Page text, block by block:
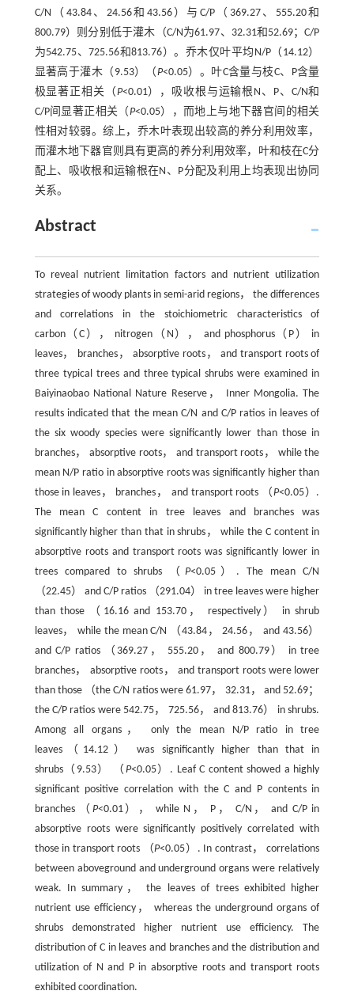
C/N（43.84、24.56和43.56）与C/P（369.27、555.20和
800.79）则分别低于灌木（C/N为61.97、32.31和52.69；C/P
为542.75、725.56和813.76）。乔木仅叶平均N/P（14.12）
显著高于灌木（9.53）（P<0.05）。叶C含量与枝C、P含量
极显著正相关（P<0.01），吸收根与运输根N、P、C/N和
C/P间显著正相关（P<0.05），而地上与地下器官间的相关
性相对较弱。综上，乔木叶表现出较高的养分利用效率，
而灌木地下器官则具有更高的养分利用效率，叶和枝在C分
配上、吸收根和运输根在N、P分配及利用上均表现出协同
关系。
Abstract
To reveal nutrient limitation factors and nutrient utilization
strategies of woody plants in semi-arid regions， the differences
and correlations in the stoichiometric characteristics of
carbon（C）， nitrogen（N）， and phosphorus（P） in
leaves， branches， absorptive roots， and transport roots of
three typical trees and three typical shrubs were examined in
Baiyinaobao National Nature Reserve， Inner Mongolia. The
results indicated that the mean C/N and C/P ratios in leaves of
the six woody species were significantly lower than those in
branches， absorptive roots， and transport roots， while the
mean N/P ratio in absorptive roots was significantly higher than
those in leaves， branches， and transport roots （P<0.05）.
The mean C content in tree leaves and branches was
significantly higher than that in shrubs， while the C content in
absorptive roots and transport roots was significantly lower in
trees compared to shrubs （ P<0.05）. The mean C/N
（22.45） and C/P ratios （291.04） in tree leaves were higher
than those （16.16 and 153.70， respectively） in shrub
leaves， while the mean C/N （43.84， 24.56， and 43.56）
and C/P ratios （369.27， 555.20， and 800.79） in tree
branches， absorptive roots， and transport roots were lower
than those （the C/N ratios were 61.97， 32.31， and 52.69；
the C/P ratios were 542.75， 725.56， and 813.76） in shrubs.
Among all organs， only the mean N/P ratio in tree
leaves（14.12） was significantly higher than that in
shrubs（9.53） （ P<0.05）. Leaf C content showed a highly
significant positive correlation with the C and P contents in
branches （ P<0.01）， while N， P， C/N， and C/P in
absorptive roots were significantly positively correlated with
those in transport roots （P<0.05）. In contrast， correlations
between aboveground and underground organs were relatively
weak. In summary， the leaves of trees exhibited higher
nutrient use efficiency， whereas the underground organs of
shrubs demonstrated higher nutrient use efficiency. The
distribution of C in leaves and branches and the distribution and
utilization of N and P in absorptive roots and transport roots
exhibited coordination.